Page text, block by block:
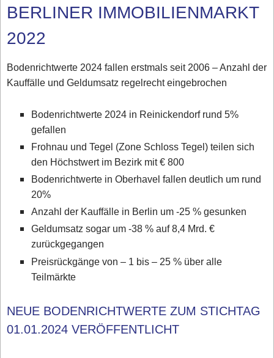
BERLINER IMMOBILIENMARKT
2022
Bodenrichtwerte 2024 fallen erstmals seit 2006 – Anzahl der
Kauffälle und Geldumsatz regelrecht eingebrochen
Bodenrichtwerte 2024 in Reinickendorf rund 5%
gefallen
Frohnau und Tegel (Zone Schloss Tegel) teilen sich
den Höchstwert im Bezirk mit € 800
Bodenrichtwerte in Oberhavel fallen deutlich um rund
20%
Anzahl der Kauffälle in Berlin um -25 % gesunken
Geldumsatz sogar um -38 % auf 8,4 Mrd. €
zurückgegangen
Preisrückgänge von – 1 bis – 25 % über alle
Teilmärkte
NEUE BODENRICHTWERTE ZUM STICHTAG
01.01.2024 VERÖFFENTLICHT